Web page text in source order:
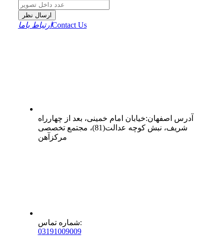
ارسال نظر
ارتباط باماContact Us
آدرس اصفهان:خیابان امام خمینی، بعد از چهارراه
شریف، نبش کوچه عدالت(81)، مجتمع تخصصی
مرکزآهن
شماره تماس:
03191009009